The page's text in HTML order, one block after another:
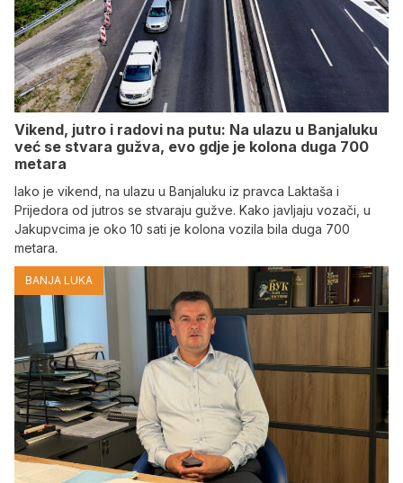
Vikend, jutro i radovi na putu: Na ulazu u Banjaluku
već se stvara gužva, evo gdje je kolona duga 700
metara
Iako je vikend, na ulazu u Banjaluku iz pravca Laktaša i
Prijedora od jutros se stvaraju gužve. Kako javljaju vozači, u
Jakupvcima je oko 10 sati je kolona vozila bila duga 700
metara.
BANJA LUKA